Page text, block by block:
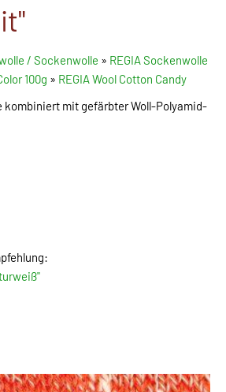
/ Sockenwolle » REGIA Sockenwolle
100g » REGIA Wool Cotton Candy
kombiniert mit gefärbter Woll-Polyamid-